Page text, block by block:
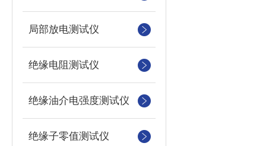
局部放电测试仪
绝缘电阻测试仪
绝缘油介电强度测试仪
绝缘子零值测试仪